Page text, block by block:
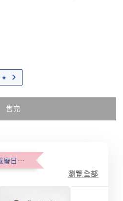
✦
售完
✦ Kiddo.Life｜加購減廢日常 ✦
瀏覽全部